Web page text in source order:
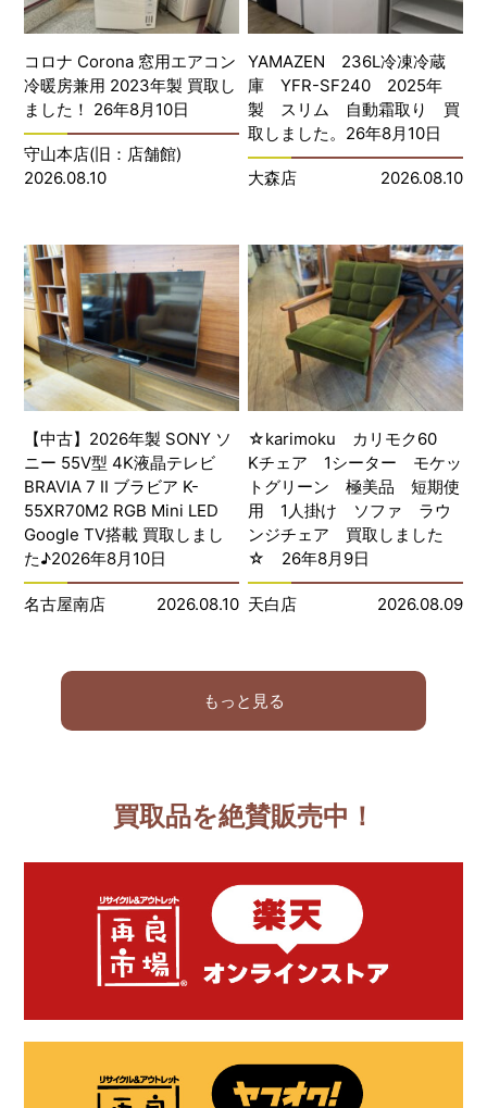
コロナ Corona 窓用エアコン
冷暖房兼用 2023年製 買取し
ました！ 26年8月10日
守山本店(旧：店舗館)
2026.08.10
YAMAZEN 236L冷凍冷蔵
庫 YFR-SF240 2025年
製 スリム 自動霜取り 買
取しました。26年8月10日
大森店 2026.08.10
【中古】2026年製 SONY ソ
ニー 55V型 4K液晶テレビ
BRAVIA 7 Ⅱ ブラビア K-
55XR70M2 RGB Mini LED
Google TV搭載 買取しまし
た♪2026年8月10日
名古屋南店 2026.08.10
☆karimoku カリモク60
Kチェア 1シーター モケッ
トグリーン 極美品 短期使
用 1人掛け ソファ ラウ
ンジチェア 買取しました
☆ 26年8月9日
天白店 2026.08.09
もっと見る
買取品を絶賛販売中！